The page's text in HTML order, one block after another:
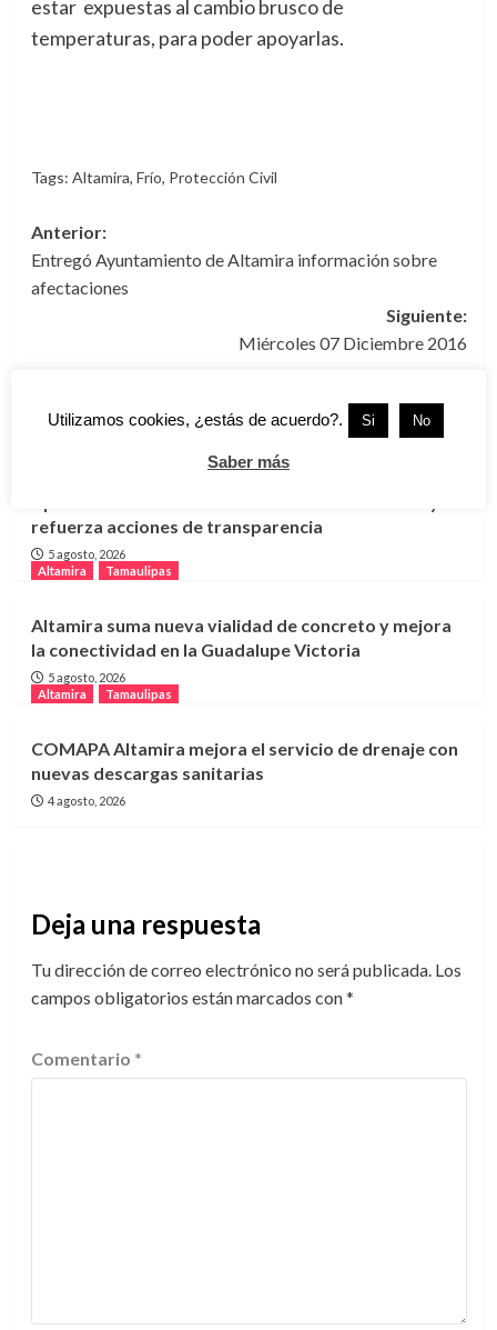
estar expuestas al cambio brusco de
temperaturas, para poder apoyarlas.
Tags: Altamira, Frío, Protección Civil
Navegación
de
entradas
Anterior:
Entregó Ayuntamiento de Altamira información sobre
afectaciones
Siguiente:
Miércoles 07 Diciembre 2016
refuerza acciones de transparencia
5 agosto, 2026
Altamira
Tamaulipas
Altamira suma nueva vialidad de concreto y mejora
la conectividad en la Guadalupe Victoria
5 agosto, 2026
Altamira
Tamaulipas
COMAPA Altamira mejora el servicio de drenaje con
nuevas descargas sanitarias
4 agosto, 2026
Deja una respuesta
Tu dirección de correo electrónico no será publicada. Los
campos obligatorios están marcados con*
Comentario *
Utilizamos cookies, ¿estás de acuerdo?. Si No
Saber más